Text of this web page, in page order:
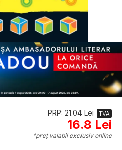
PRP: 21.04 Lei TVA
16.8 Lei
*preț valabil exclusiv online